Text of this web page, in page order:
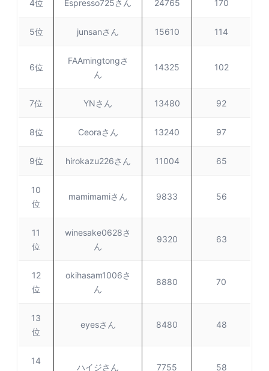
4位 Espresso725さん 24765 170
5位 junsanさん 15610 114
6位
FAAmingtongさ
ん
14325 102
7位 YNさん 13480 92
8位 Ceoraさん 13240 97
9位 hirokazu226さん 11004 65
10
位
mamimamiさん 9833 56
11
位
winesake0628さ
ん
9320 63
12
位
okihasam1006さ
ん
8880 70
13
位
eyesさん 8480 48
14
ハイジさん 7755 58